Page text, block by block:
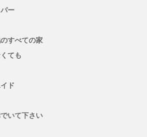
ー
すべての家
ても
ド
いて下さい